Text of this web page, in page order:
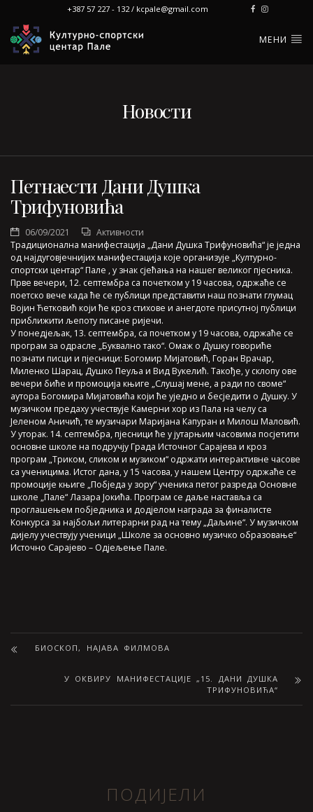
+387 57 227 - 132 / kcpale@gmail.com
МЕНИ
Новости
Петнаести Дани Душка
Трифуновића
06/09/2021
Активности
Традиционална манифестација „Дани Душка Трифуновића“ је једна
од најдуговјечнијих манифестација које организује „Културно-
спортски центар“ Пале , у знак сјећања на нашег великог пјесника.
Прве вечери, 12. септембра са почетком у 19 часова, одржаће се
поетско вече када ће се публици представити наш познати глумац
Војин Ћетковић који ће кроз стихове и анегдоте присутној публици
приближити љепоту писане ријечи.
У понедјељак, 13. септембра, са почетком у 19 часова, одржаће се
програм за одрасле „Буквално тако“. Омаж о Душку говориће
познати писци и пјесници: Богомир Мијатовић, Горан Врачар,
Миленко Шарац, Душко Пеуља и Вид Вукелић. Такође, у склопу ове
вечери биће и промоција књиге „Слушај мене, а ради по своме“
аутора Богомира Мијатовића који ће уједно и бесједити о Душку. У
музичком предаху учествује Камерни хор из Пала на челу са
Јеленом Аничић, те музичари Маријана Капуран и Милош Маловић.
У уторак. 14. септембра, пјесници ће у јутарњим часовима посјетити
основне школе на подручју Града Источног Сарајева и кроз
програм „Триком, сликом и музиком“ одржати интерактивне часове
са ученицима. Истог дана, у 15 часова, у нашем Центру одржаће се
промоције књиге „Побједа у зору“ ученика петог разреда Основне
школе „Пале“ Лазара Јокића. Програм се даље наставља са
проглашењем побједника и додјелом награда за финалисте
Конкурса за најбољи литерарни рад на тему „Даљине“. У музичком
дијелу учествују ученици „Школе за основно музичко образовање“
Источно Сарајево – Одјељење Пале.
БИОСКОП, НАЈАВА ФИЛМОВА
У ОКВИРУ МАНИФЕСТАЦИЈЕ „15. ДАНИ ДУШКА
ТРИФУНОВИЋА“
ПОДИЈЕЛИ